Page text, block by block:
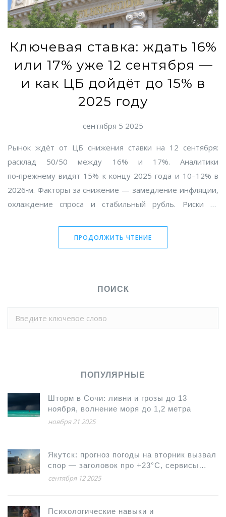
Ключевая ставка: ждать 16%
или 17% уже 12 сентября —
и как ЦБ дойдёт до 15% в
2025 году
сентября 5 2025
Рынок ждёт от ЦБ снижения ставки на 12 сентября:
расклад 50/50 между 16% и 17%. Аналитики
по‑прежнему видят 15% к концу 2025 года и 10–12% в
2026‑м. Факторы за снижение — замедление инфляции,
охлаждение спроса и стабильный рубль. Риски —
ПРОДОЛЖИТЬ ЧТЕНИЕ
ПОИСК
ПОПУЛЯРНЫЕ
Шторм в Сочи: ливни и грозы до 13
ноября, волнение моря до 1,2 метра
ноября 21 2025
Якутск: прогноз погоды на вторник вызвал
спор — заголовок про +23°C, сервисы
дают +8…+12°C
сентября 12 2025
Психологические навыки и